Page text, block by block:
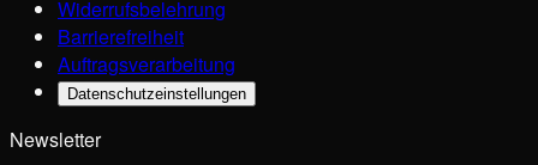
Widerrufsbelehrung
Barrierefreiheit
Auftragsverarbeitung
Datenschutzeinstellungen
Newsletter